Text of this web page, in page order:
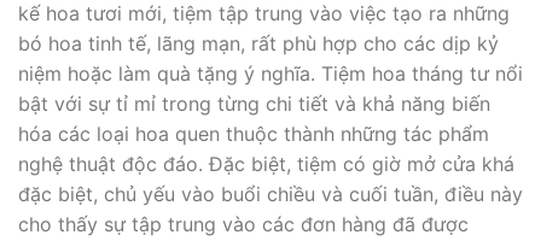
kế hoa tươi mới, tiệm tập trung vào việc tạo ra những
bó hoa tinh tế, lãng mạn, rất phù hợp cho các dịp kỷ
niệm hoặc làm quà tặng ý nghĩa. Tiệm hoa tháng tư nổi
bật với sự tỉ mỉ trong từng chi tiết và khả năng biến
hóa các loại hoa quen thuộc thành những tác phẩm
nghệ thuật độc đáo. Đặc biệt, tiệm có giờ mở cửa khá
đặc biệt, chủ yếu vào buổi chiều và cuối tuần, điều này
cho thấy sự tập trung vào các đơn hàng đã được